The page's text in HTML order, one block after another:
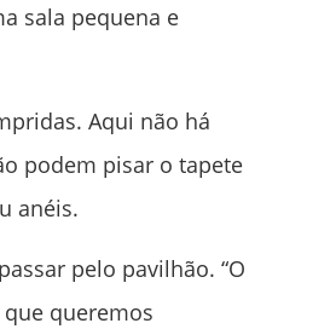
sala pequena e
Aqui não há
podem pisar o tapete
anéis.
pelo pavilhão. “O
queremos